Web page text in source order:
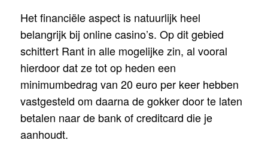
Het financiële aspect is natuurlijk heel
belangrijk bij online casino’s. Op dit gebied
schittert Rant in alle mogelijke zin, al vooral
hierdoor dat ze tot op heden een
minimumbedrag van 20 euro per keer hebben
vastgesteld om daarna de gokker door te laten
betalen naar de bank of creditcard die je
aanhoudt.